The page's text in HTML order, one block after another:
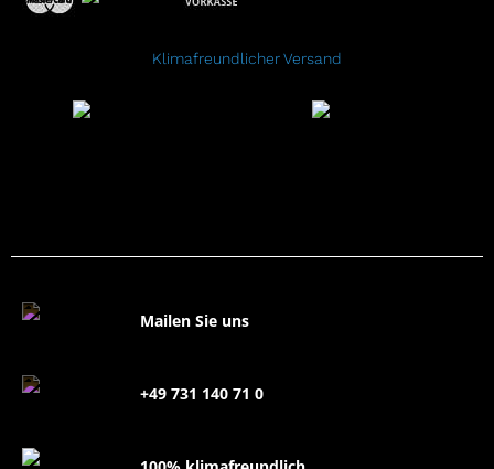
Klimafreundlicher Versand
Mailen Sie uns
+49 731 140 71 0